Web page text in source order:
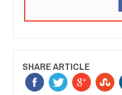
SHARE ARTICLE